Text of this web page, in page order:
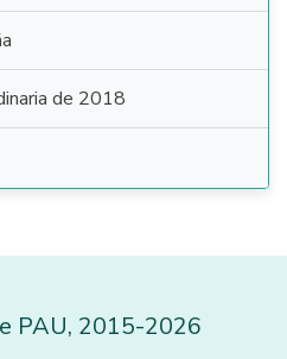
de 2018
PAU, 2015-2026